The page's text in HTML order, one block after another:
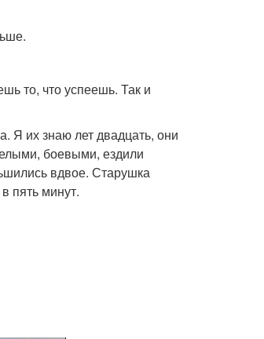
то, что успеешь. Так и
Я их знаю лет двадцать, они
боевыми, ездили
вдвое. Старушка
пять минут.